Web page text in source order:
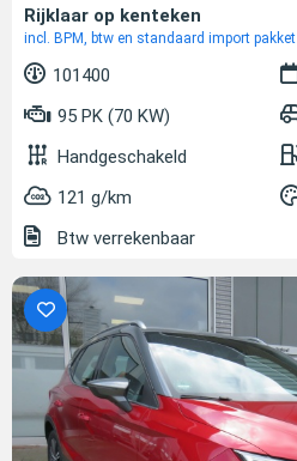
Rijklaar op kenteken
incl. BPM, btw en standaard import pakket
101400
95 PK (70 KW)
Handgeschakeld
121 g/km
Btw verrekenbaar